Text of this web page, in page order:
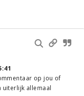
op jou of
uiterlijk allemaal